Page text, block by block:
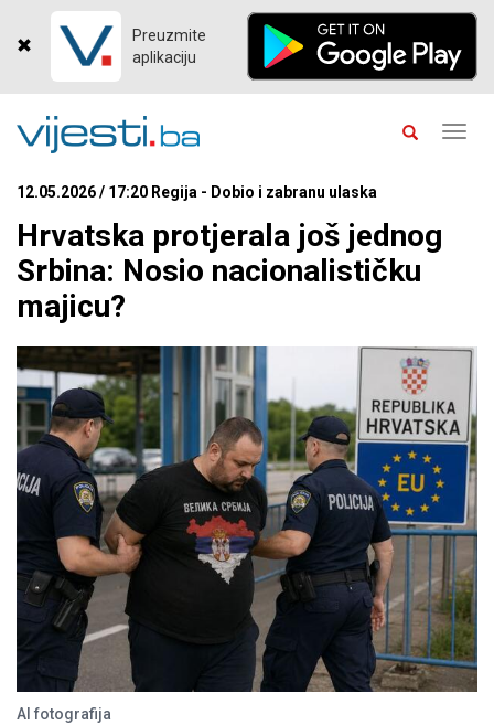
Preuzmite
aplikaciju
12.05.2026 / 17:20 Regija - Dobio i zabranu ulaska
Hrvatska protjerala još jednog
Srbina: Nosio nacionalističku
majicu?
AI fotografija